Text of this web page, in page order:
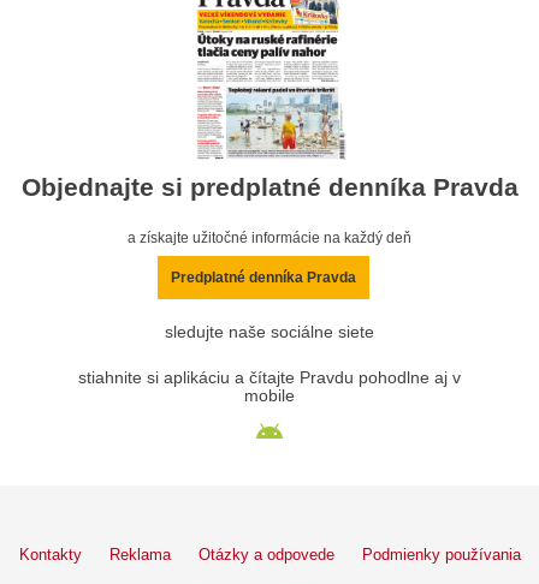
Objednajte si predplatné denníka Pravda
a získajte užitočné informácie na každý deň
Predplatné denníka Pravda
sledujte naše sociálne siete
stiahnite si aplikáciu a čítajte Pravdu pohodlne aj v
mobile
Kontakty Reklama Otázky a odpovede Podmienky používania